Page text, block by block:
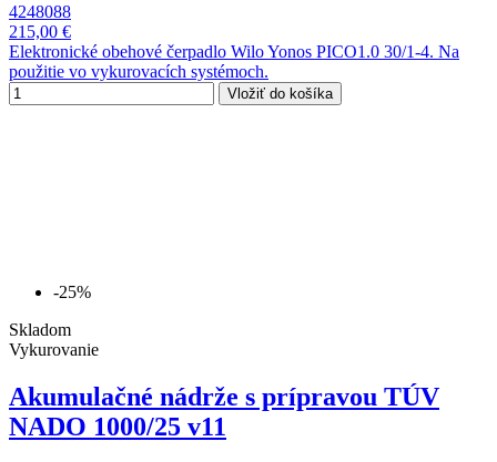
4248088
215,00 €
Elektronické obehové čerpadlo Wilo Yonos PICO1.0 30/1-4. Na
použitie vo vykurovacích systémoch.
Vložiť do košíka
-25%
Skladom
Vykurovanie
Akumulačné nádrže s prípravou TÚV
NADO 1000/25 v11